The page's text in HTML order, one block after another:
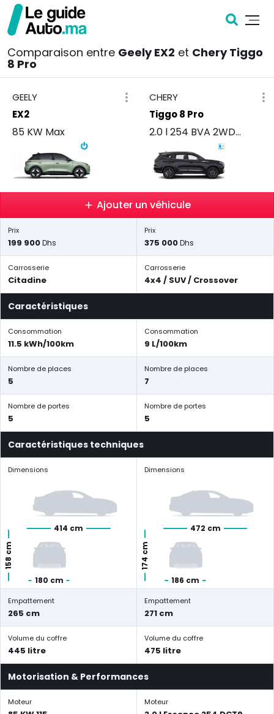
Comparaison entre Geely EX2 et Chery Tiggo
8 Pro
GEELY
EX2
85 KW Max
CHERY
Tiggo 8 Pro
2.0 l 254 BVA 2WD Confort
Ajouter un véhicule
Prix
199 900Dhs
Prix
375 000Dhs
Carrosserie
Citadine
Carrosserie
4x4 / SUV / Crossover
Caractéristiques
Consommation
11.5 kWh/100km
Consommation
9 L/100km
Nombre de places
5
Nombre de places
7
Nombre de portes
5
Nombre de portes
5
Caractéristiques techniques
Dimensions
414 cm
180 cm
158 cm
Dimensions
472 cm
186 cm
174 cm
Empattement
265 cm
Empattement
271 cm
Volume du coffre
445 litre
Volume du coffre
475 litre
Motorisation & Performances
Moteur Moteur